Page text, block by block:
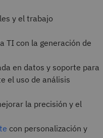
y el trabajo
TI con la generación de
en datos y soporte para
el uso de análisis
la precisión y el
con personalización y